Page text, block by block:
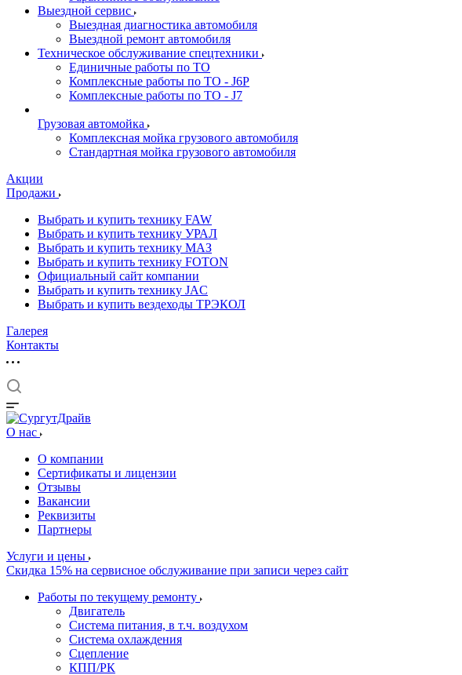
Выездной сервис
Выездная диагностика автомобиля
Выездной ремонт автомобиля
Техническое обслуживание спецтехники
Единичные работы по ТО
Комплексные работы по ТО - J6P
Комплексные работы по ТО - J7
Грузовая автомойка
Комплексная мойка грузового автомобиля
Стандартная мойка грузового автомобиля
Акции
Продажи
Выбрать и купить технику FAW
Выбрать и купить технику УРАЛ
Выбрать и купить технику МАЗ
Выбрать и купить технику FOTON
Официальный сайт компании
Выбрать и купить технику JAC
Выбрать и купить вездеходы ТРЭКОЛ
Галерея
Контакты
О нас
О компании
Сертификаты и лицензии
Отзывы
Вакансии
Реквизиты
Партнеры
Услуги и цены
Скидка 15% на сервисное обслуживание при записи через сайт
Работы по текущему ремонту
Двигатель
Система питания, в т.ч. воздухом
Система охлаждения
Сцепление
КПП/РК